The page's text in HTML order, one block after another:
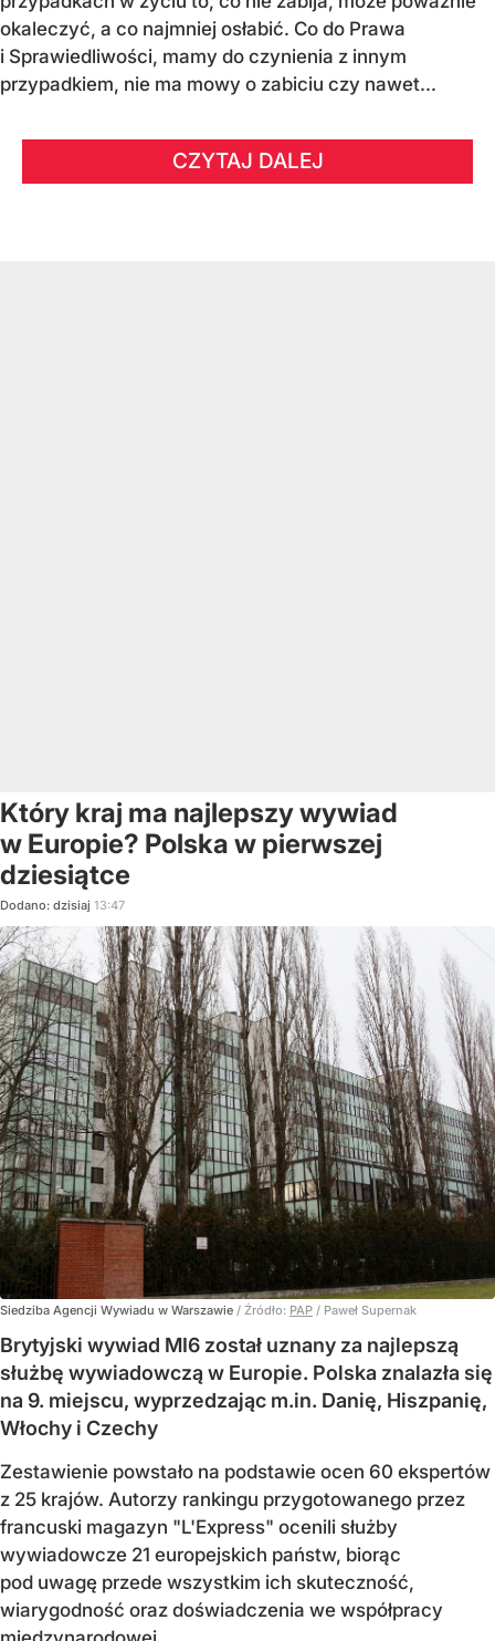
okaleczyć, a co najmniej osłabić. Co do Prawa
i Sprawiedliwości, mamy do czynienia z innym
przypadkiem, nie ma mowy o zabiciu czy nawet...
CZYTAJ DALEJ
Który kraj ma najlepszy wywiad
w Europie? Polska w pierwszej
dziesiątce
Dodano: dzisiaj 13:47
Siedziba Agencji Wywiadu w Warszawie / Źródło: PAP / Paweł Supernak
Brytyjski wywiad MI6 został uznany za najlepszą
służbę wywiadowczą w Europie. Polska znalazła się
na 9. miejscu, wyprzedzając m.in. Danię, Hiszpanię,
Włochy i Czechy
Zestawienie powstało na podstawie ocen 60 ekspertów
z 25 krajów. Autorzy rankingu przygotowanego przez
francuski magazyn "L'Express" ocenili służby
wywiadowcze 21 europejskich państw, biorąc
pod uwagę przede wszystkim ich skuteczność,
wiarygodność oraz doświadczenia we współpracy